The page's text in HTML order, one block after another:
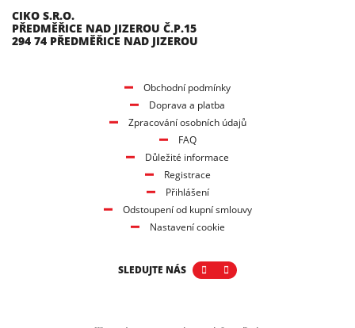
CIKO S.R.O.
PŘEDMĚŘICE NAD JIZEROU Č.P.15
294 74 PŘEDMĚŘICE NAD JIZEROU
Obchodní podmínky
Doprava a platba
Zpracování osobních údajů
FAQ
Důležité informace
Registrace
Přihlášení
Odstoupení od kupní smlouvy
Nastavení cookie
SLEDUJTE NÁS